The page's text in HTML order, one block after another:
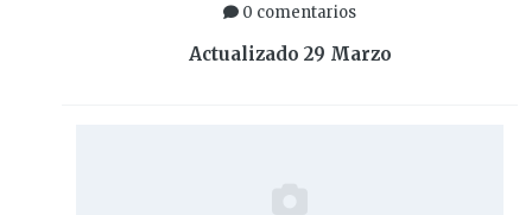
0 comentarios
Actualizado 29 Marzo